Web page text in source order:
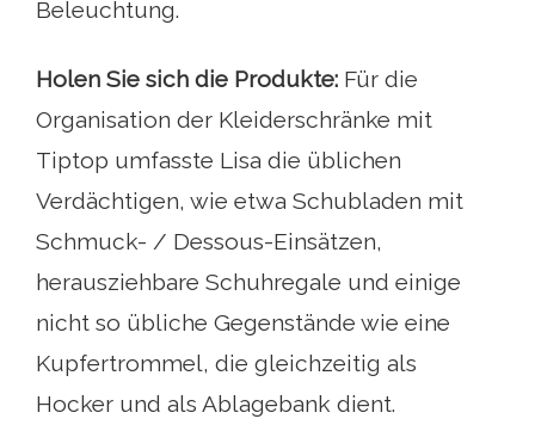
Beleuchtung.
Holen Sie sich die Produkte: Für die
Organisation der Kleiderschränke mit
Tiptop umfasste Lisa die üblichen
Verdächtigen, wie etwa Schubladen mit
Schmuck- / Dessous-Einsätzen,
herausziehbare Schuhregale und einige
nicht so übliche Gegenstände wie eine
Kupfertrommel, die gleichzeitig als
Hocker und als Ablagebank dient.